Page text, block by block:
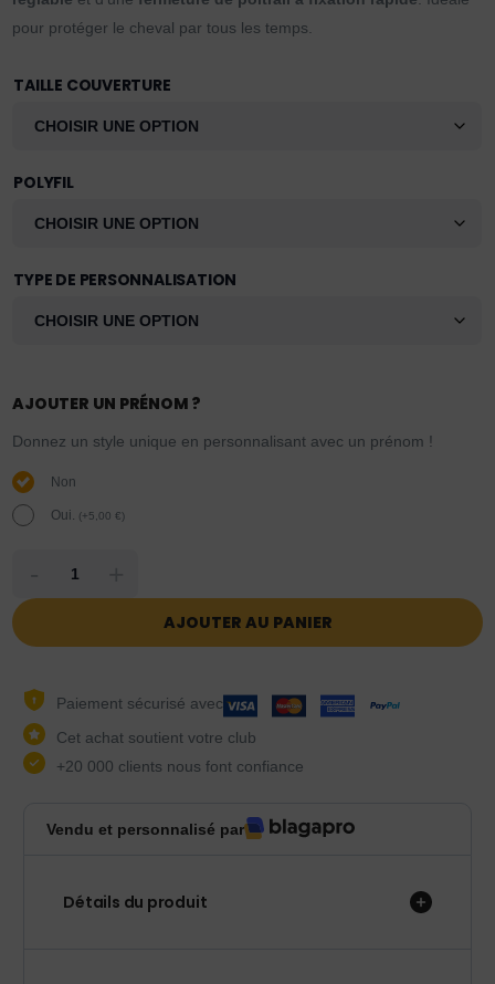
pour protéger le cheval par tous les temps.
TAILLE COUVERTURE
POLYFIL
TYPE DE PERSONNALISATION
AJOUTER UN PRÉNOM ?
Donnez un style unique en personnalisant avec un prénom !
Non
Oui. (+5,00€)
AJOUTER AU PANIER
Paiement sécurisé avec
Cet achat soutient votre club
+20 000 clients nous font confiance
Vendu et personnalisé par
Détails du produit